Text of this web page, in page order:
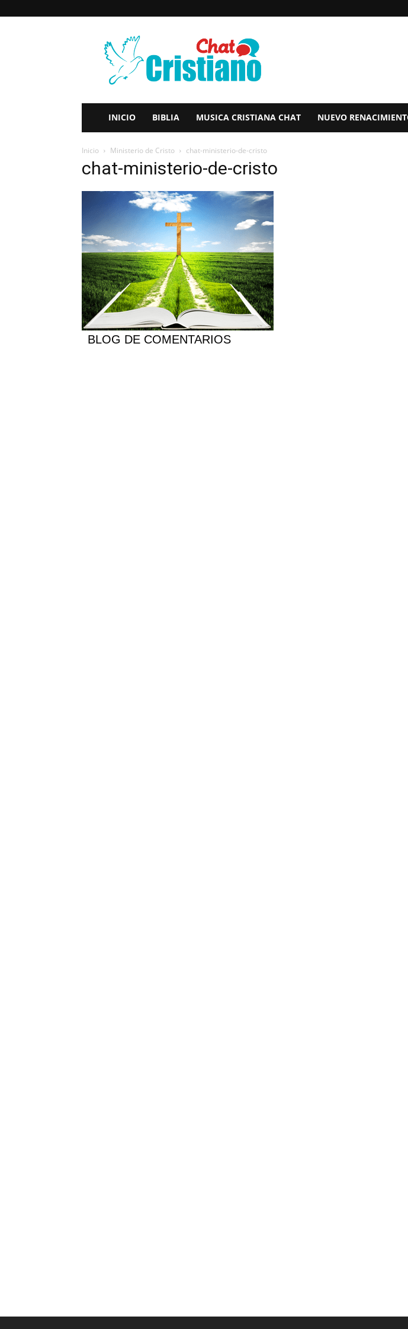
Chat
Cristiano
–
Multiples
Salas
de
Chat
INICIO BIBLIA MUSICA CRISTIANA CHAT NUEVO
Inicio Ministerio de Cristo chat-ministerio-de-cristo
chat-ministerio-de-cristo
BLOG DE COMENTARIOS